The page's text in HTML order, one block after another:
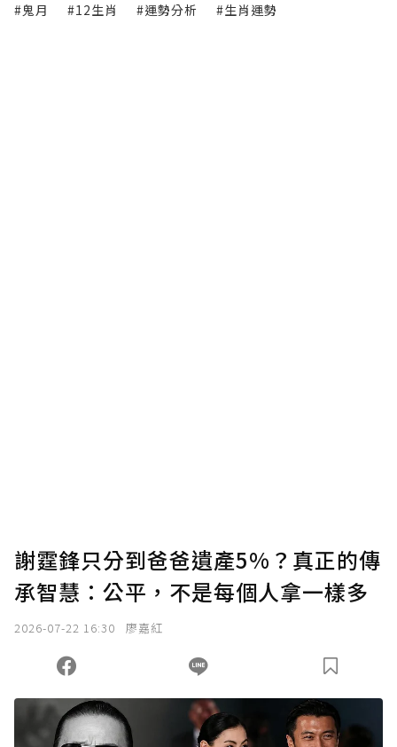
#鬼月 #12生肖 #運勢分析 #生肖運勢
謝霆鋒只分到爸爸遺產5%？真正的傳
承智慧：公平，不是每個人拿一樣多
2026-07-22 16:30 廖嘉紅